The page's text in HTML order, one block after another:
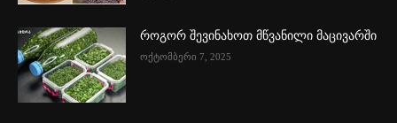
როგორ შევინახოთ მწვანილი მაცივარში
ოქტომბერი 7, 2025